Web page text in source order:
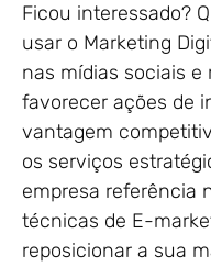
Ficou interessado?
usar o Marketing
nas mídias sociais e
favorecer ações de
vantagem
os serviços
empresa referência
técnicas de E-
reposicionar a sua